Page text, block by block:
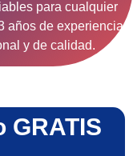
para cualquier
años de experiencia,
y de calidad.
GRATIS